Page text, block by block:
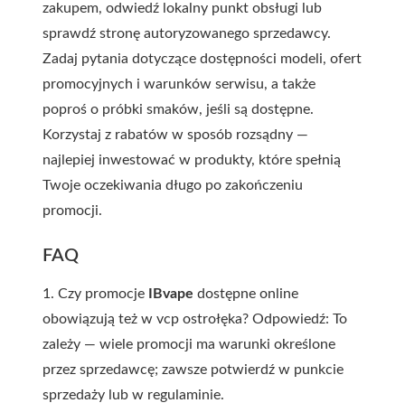
zakupem, odwiedź lokalny punkt obsługi lub
sprawdź stronę autoryzowanego sprzedawcy.
Zadaj pytania dotyczące dostępności modeli, ofert
promocyjnych i warunków serwisu, a także
poproś o próbki smaków, jeśli są dostępne.
Korzystaj z rabatów w sposób rozsądny —
najlepiej inwestować w produkty, które spełnią
Twoje oczekiwania długo po zakończeniu
promocji.
FAQ
1. Czy promocje IBvape dostępne online
obowiązują też w vcp ostrołęka? Odpowiedź: To
zależy — wiele promocji ma warunki określone
przez sprzedawcę; zawsze potwierdź w punkcie
sprzedaży lub w regulaminie.